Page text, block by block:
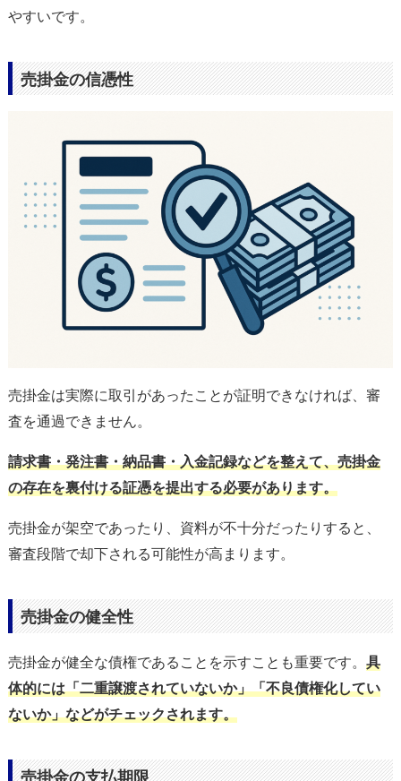
やすいです。
売掛金の信憑性
売掛金は実際に取引があったことが証明できなければ、審
査を通過できません。
請求書・発注書・納品書・入金記録などを整えて、売掛金
の存在を裏付ける証憑を提出する必要があります。
売掛金が架空であったり、資料が不十分だったりすると、
審査段階で却下される可能性が高まります。
売掛金の健全性
売掛金が健全な債権であることを示すことも重要です。 具
体的には「二重譲渡されていないか」「不良債権化してい
ないか」などがチェックされます。
売掛金の支払期限